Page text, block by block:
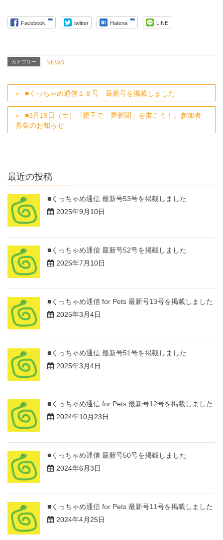
Facebook twitter Hatena LINE
カテゴリー NEWS
■くっちゃめ通信１８号 最新号を掲載しました
■3月19日（土）『親子で「夢新聞」を書こう！』参加者
募集のお知らせ
最近の投稿
■くっちゃめ通信 最新号53号を掲載しました
2025年9月10日
■くっちゃめ通信 最新号52号を掲載しました
2025年7月10日
■くっちゃめ通信 for Pets 最新号13号を掲載しました
2025年3月4日
■くっちゃめ通信 最新号51号を掲載しました
2025年3月4日
■くっちゃめ通信 for Pets 最新号12号を掲載しました
2024年10月23日
■くっちゃめ通信 最新号50号を掲載しました
2024年6月3日
■くっちゃめ通信 for Pets 最新号11号を掲載しました
2024年4月25日